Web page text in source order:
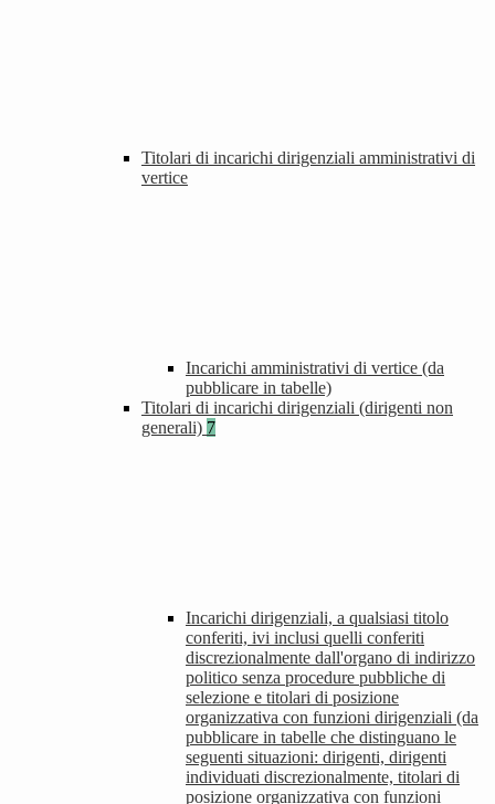
Titolari di incarichi dirigenziali amministrativi di
vertice
Incarichi amministrativi di vertice (da
pubblicare in tabelle)
Titolari di incarichi dirigenziali (dirigenti non
generali) 7
Incarichi dirigenziali, a qualsiasi titolo
conferiti, ivi inclusi quelli conferiti
discrezionalmente dall'organo di indirizzo
politico senza procedure pubbliche di
selezione e titolari di posizione
organizzativa con funzioni dirigenziali (da
pubblicare in tabelle che distinguano le
seguenti situazioni: dirigenti, dirigenti
individuati discrezionalmente, titolari di
posizione organizzativa con funzioni